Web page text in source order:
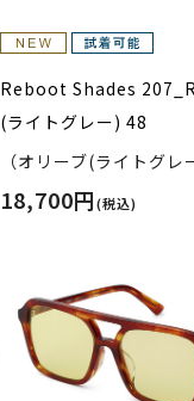
Reboot Shades
(ライトグレー) 48
（オリーブ(ライトグレ
18,700円(税込)